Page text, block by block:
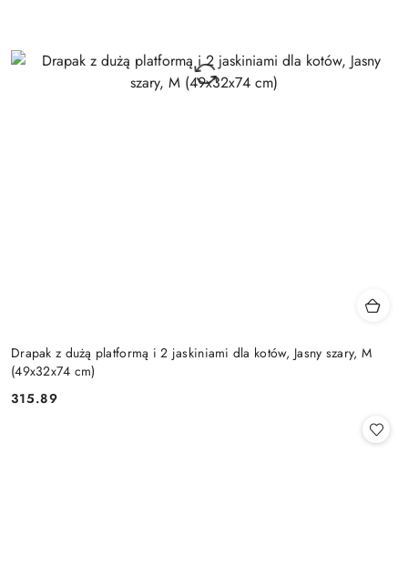
Drapak z dużą platformą i 2 jaskiniami dla kotów, Jasny szary, M
(49x32x74 cm)
Cena:
315.89